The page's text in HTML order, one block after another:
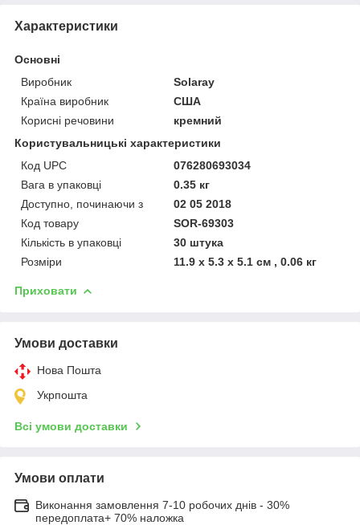
Характеристики
Основні
Виробник
Solaray
Країна виробник
США
Корисні речовини
кремний
Користувальницькі характеристики
Код UPC
076280693034
Вага в упаковці
0.35 кг
Доступно, починаючи з
02 05 2018
Код товару
SOR-69303
Кількість в упаковці
30 штука
Розміри
11.9 x 5.3 x 5.1 см , 0.06 кг
Приховати
Умови доставки
Нова Пошта
Укрпошта
Всі умови доставки
Умови оплати
Виконання замовлення 7-10 робочих днів - 30%
передоплата+ 70% наложка